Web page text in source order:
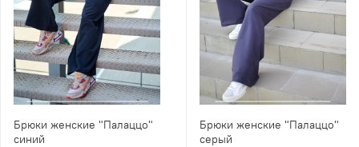
Брюки женские "Палаццо"
синий
Брюки женские "Палаццо"
серый